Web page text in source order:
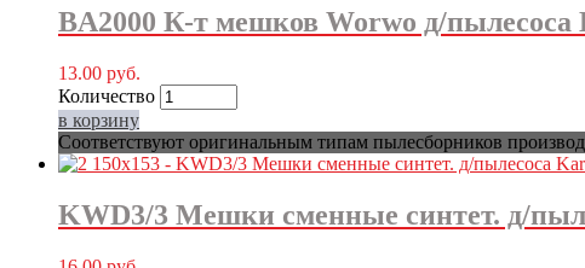
BA2000 К-т мешков Worwo д/пылесоса
13.00 руб.
Количество
в корзину
Соответствуют оригинальным типам пылесборников
KWD3/3 Мешки сменные синтет. д/